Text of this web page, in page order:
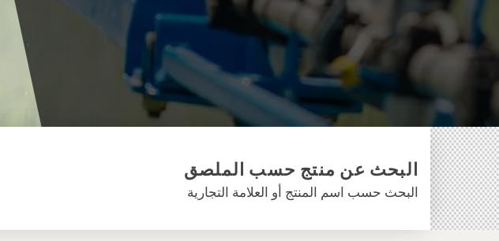
البحث عن منتج حسب الملصق
البحث حسب اسم المنتج أو العلامة التجارية